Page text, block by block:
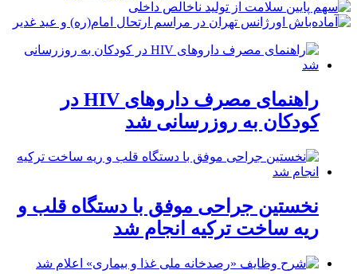
راهنمای مصرف داروهای HIV در
کودکان به روزرسانی شد
نخستین جراحی موفق با دستگاه قلب و
ریه ساخت ترکیه انجام شد